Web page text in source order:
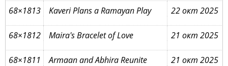
68×1813 Kaveri Plans a Ramayan Play 22 окт 2025
68×1812 Maira's Bracelet of Love 21 окт 2025
68×1811 Armaan and Abhira Reunite 21 окт 2025